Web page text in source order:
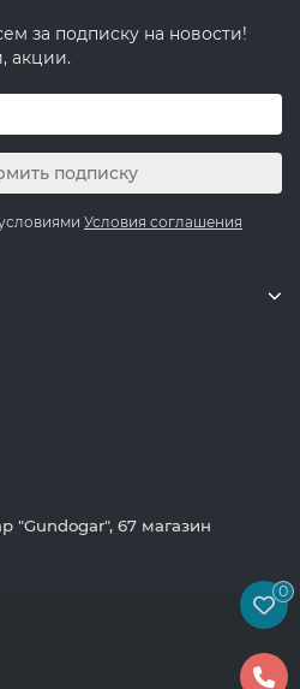
за подписку на новости!
акции.
подписку
Условия соглашения
"Gundogar", 67 магазин
0